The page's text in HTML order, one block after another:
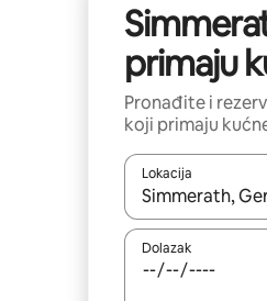
primaju
Pronađite i
koji primaju
Lokacija
Kada budu
Dolazak